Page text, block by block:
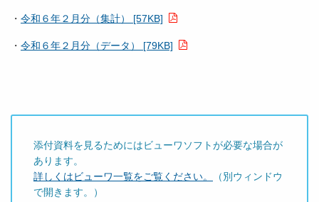
・ 令和６年２月分（集計） [57KB]
・ 令和６年２月分（データ） [79KB]
添付資料を見るためにはビューワソフトが必要な場合が
あります。
詳しくはビューワ一覧をご覧ください。
（別ウィンドウ
で開きます。）